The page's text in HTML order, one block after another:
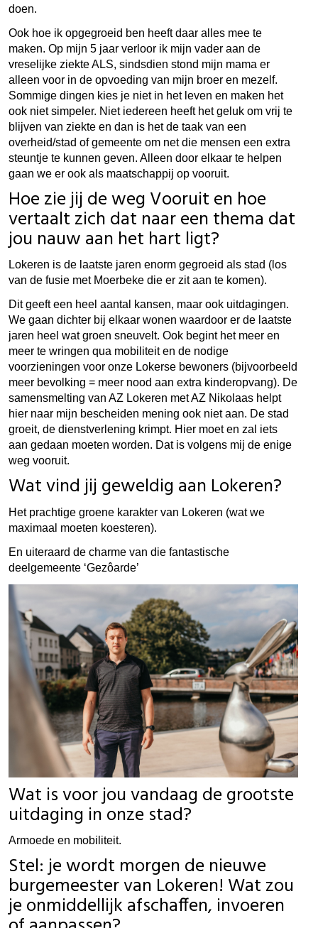
doen.
Ook hoe ik opgegroeid ben heeft daar alles mee te
maken. Op mijn 5 jaar verloor ik mijn vader aan de
vreselijke ziekte ALS, sindsdien stond mijn mama er
alleen voor in de opvoeding van mijn broer en mezelf.
Sommige dingen kies je niet in het leven en maken het
ook niet simpeler. Niet iedereen heeft het geluk om vrij te
blijven van ziekte en dan is het de taak van een
overheid/stad of gemeente om net die mensen een extra
steuntje te kunnen geven. Alleen door elkaar te helpen
gaan we er ook als maatschappij op vooruit.
Hoe zie jij de weg Vooruit en hoe
vertaalt zich dat naar een thema dat
jou nauw aan het hart ligt?
Lokeren is de laatste jaren enorm gegroeid als stad (los
van de fusie met Moerbeke die er zit aan te komen).
Dit geeft een heel aantal kansen, maar ook uitdagingen.
We gaan dichter bij elkaar wonen waardoor er de laatste
jaren heel wat groen sneuvelt. Ook begint het meer en
meer te wringen qua mobiliteit en de nodige
voorzieningen voor onze Lokerse bewoners (bijvoorbeeld
meer bevolking = meer nood aan extra kinderopvang). De
samensmelting van AZ Lokeren met AZ Nikolaas helpt
hier naar mijn bescheiden mening ook niet aan. De stad
groeit, de dienstverlening krimpt. Hier moet en zal iets
aan gedaan moeten worden. Dat is volgens mij de enige
weg vooruit.
Wat vind jij geweldig aan Lokeren?
Het prachtige groene karakter van Lokeren (wat we
maximaal moeten koesteren).
En uiteraard de charme van die fantastische
deelgemeente ‘Gezôarde’
Wat is voor jou vandaag de grootste
uitdaging in onze stad?
Armoede en mobiliteit.
Stel: je wordt morgen de nieuwe
burgemeester van Lokeren! Wat zou
je onmiddellijk afschaffen, invoeren